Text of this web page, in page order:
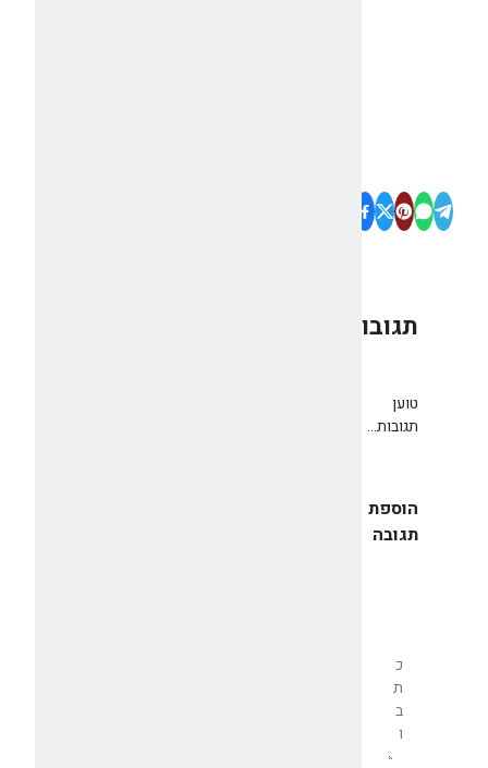
תגובות
טוען
תגובות...
הוספת
תגובה